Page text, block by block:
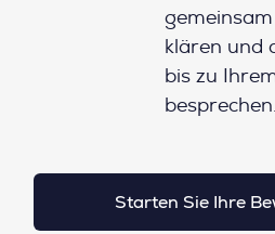
klären und
bis zu
besprechen.
Starten Sie Ihre